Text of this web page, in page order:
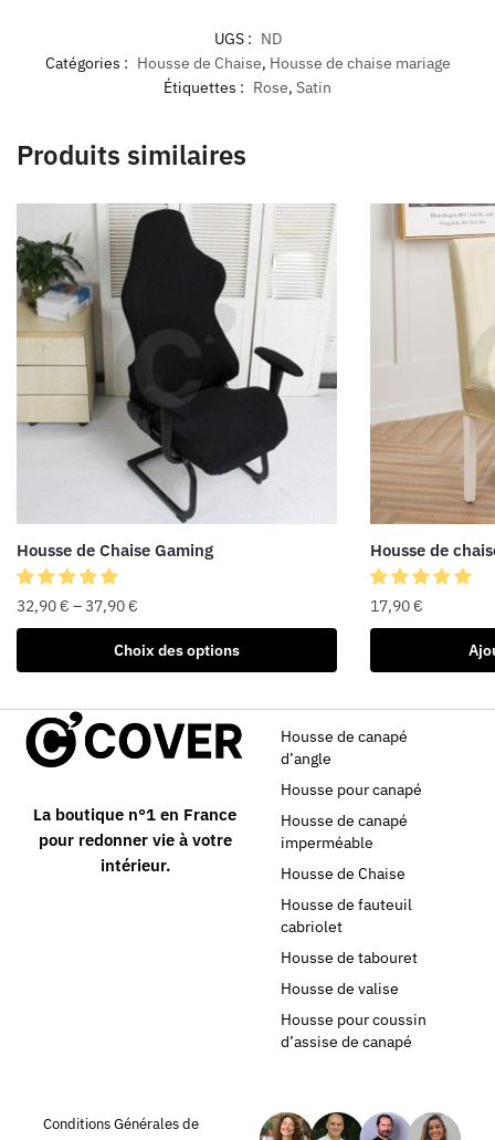
UGS : ND
Catégories : Housse de Chaise, Housse de chaise mariage
Étiquettes : Rose, Satin
Produits similaires
Housse de Chaise Gaming
32,90€ –37,90€
Choix des options
Housse de
17,90€
La boutique n°1 en France
pour redonner vie à votre
intérieur.
Housse de canapé
d’angle
Housse pour canapé
Housse de canapé
imperméable
Housse de Chaise
Housse de fauteuil
cabriolet
Housse de tabouret
Housse de valise
Housse pour coussin
d’assise de canapé
Conditions Générales de